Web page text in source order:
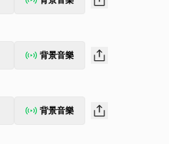
背景音樂
背景音樂